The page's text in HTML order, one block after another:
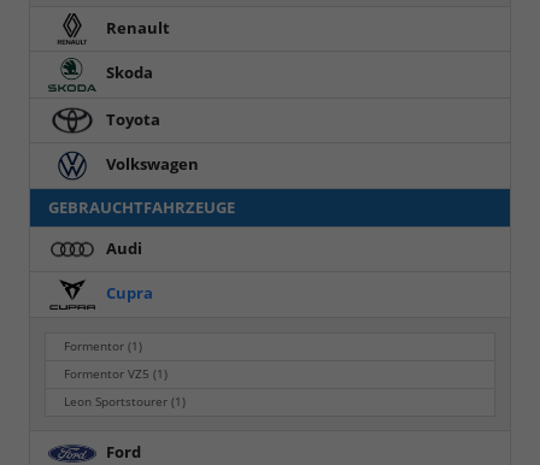
Renault
Skoda
Toyota
Volkswagen
GEBRAUCHTFAHRZEUGE
Audi
Cupra
Formentor(1)
Formentor VZ5(1)
Leon Sportstourer(1)
Ford